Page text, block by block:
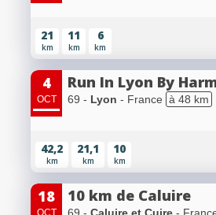
21
km
11
km
6
km
4
OCT
Run In Lyon By
69 - Lyon - France à 48 km
42,2
km
21,1
km
10
km
18 10 km de Caluire